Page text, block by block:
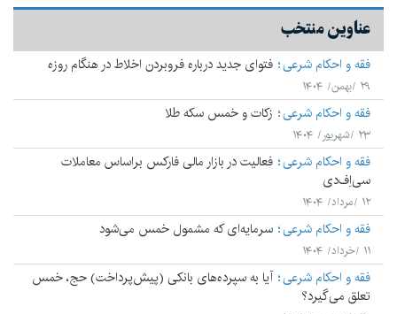
عناوین منتخب
فقه و احکام شرعی فتوای جدید درباره فروبردن اخلاط در هنگام روزه
۲۹ /بهمن/ ۱۴۰۴
فقه و احکام شرعی زکات و خمس سکه طلا
۲۳ /شهریور/ ۱۴۰۴
فقه و احکام شرعی فعالیت در بازار مالی فارکس براساس معاملات
سی‌اِف‌دی
۱۲ /مرداد/ ۱۴۰۴
فقه و احکام شرعی سرمایه‌ای که مشمول خمس می‌شود
۱۱ /خرداد/ ۱۴۰۴
فقه و احکام شرعی آیا به سپرده‌های بانکی (پیش‌پرداخت) حج، خمس
تعلق می‌‌گیرد؟